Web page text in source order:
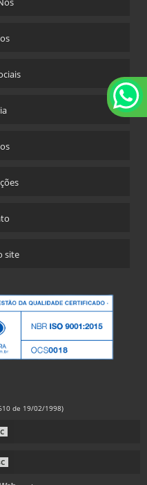
site
de 19/02/1998)